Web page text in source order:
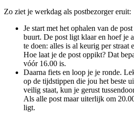
Zo ziet je werkdag als postbezorger eruit:
Je start met het ophalen van de
buurt. De post ligt klaar en hoef je
te doen: alles is al keurig per straat
Hoe laat je de post oppikt? Dat
vóór 16.00 is.
Daarna fiets en loop je je ronde.
op de tijdstippen die jou het beste
veilig staat, kun je gerust
Als alle post maar uiterlijk om
ligt.